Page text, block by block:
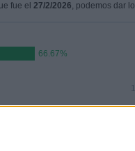
fue el 27/2/2026, podemos dar
66.67%